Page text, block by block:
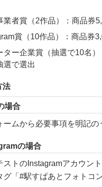
業者賞（2作品）：商品券
賞（10作品）：商品券
ター企業賞（抽選で10名
選で選出
法
場合
ームから必要事項を明記の
の場合
ストのInstagramアカウン
グ「#駅すぱあとフォトコ